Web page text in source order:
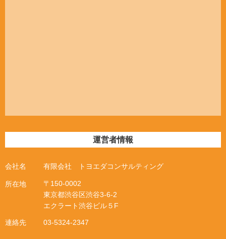
運営者情報
会社名 有限会社 トヨエダコンサルティング
所在地 〒 150-0002
東京都渋谷区渋谷3‐6‐2
エクラート渋谷ビル５ F
連絡先 03-5324-2347